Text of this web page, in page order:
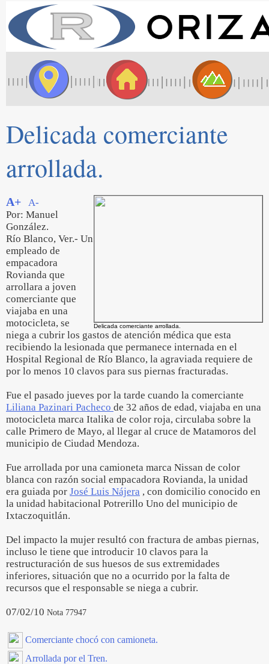
Delicada comerciante
arrollada.
Delicada comerciante arrollada.
A+
A-
Por: Manuel
González.
Río Blanco, Ver.- Un
empleado de
empacadora
Rovianda que
arrollara a joven
comerciante que
viajaba en una
motocicleta, se
niega a cubrir los gastos de atención médica que esta
recibiendo la lesionada que permanece internada en el
Hospital Regional de Río Blanco, la agraviada requiere de
por lo menos 10 clavos para sus piernas fracturadas.
Fue el pasado jueves por la tarde cuando la comerciante
Liliana Pazinari Pacheco de 32 años de edad, viajaba en una
motocicleta marca Italika de color roja, circulaba sobre la
calle Primero de Mayo, al llegar al cruce de Matamoros del
municipio de Ciudad Mendoza.
Fue arrollada por una camioneta marca Nissan de color
blanca con razón social empacadora Rovianda, la unidad
era guiada por José Luis Nájera , con domicilio conocido en
la unidad habitacional Potrerillo Uno del municipio de
Ixtaczoquitlán.
Del impacto la mujer resultó con fractura de ambas piernas,
incluso le tiene que introducir 10 clavos para la
restructuración de sus huesos de sus extremidades
inferiores, situación que no a ocurrido por la falta de
recursos que el responsable se niega a cubrir.
07/02/10 Nota 77947
Comerciante chocó con camioneta.
Arrollada por el Tren.